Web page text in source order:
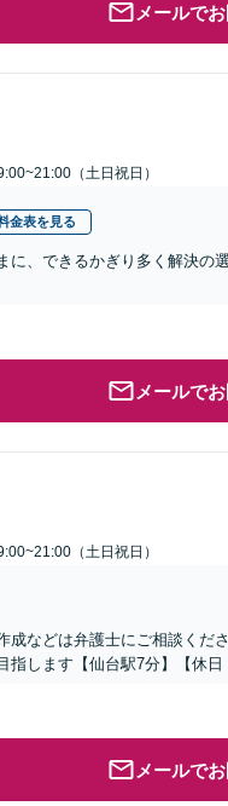
メールで
（土日祝日）
金表を見る
に、できるかぎり多く解決の
メールで
（土日祝日）
などは弁護士にご相談くだ
します【仙台駅7分】【休日
メールで